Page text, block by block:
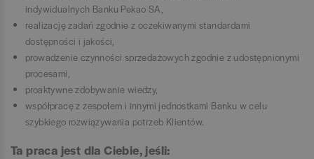
indywidualnych Banku Pekao SA,
realizację zadań zgodnie z oczekiwanymi standardami
dostępności i jakości,
prowadzenie czynności sprzedażowych zgodnie z udostępnionymi
procesami,
proaktywne zdobywanie wiedzy,
współpracę z zespołem i innymi jednostkami Banku w celu
szybkiego rozwiązywania potrzeb Klientów.
Ta praca jest dla Ciebie, jeśli: